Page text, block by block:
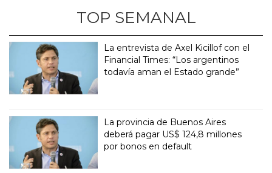
TOP SEMANAL
La entrevista de Axel Kicillof con el
Financial Times: “Los argentinos
todavía aman el Estado grande”
La provincia de Buenos Aires
deberá pagar US$ 124,8 millones
por bonos en default